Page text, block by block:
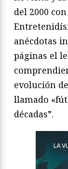
del 2000
anécdotas
páginas el
evolución
llamado
décadas”.